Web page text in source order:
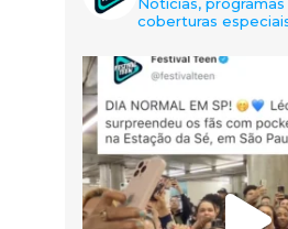
coberturas